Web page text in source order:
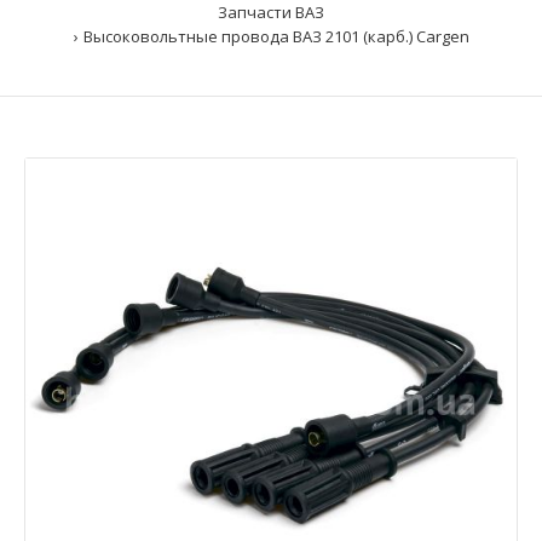
Запчасти ВАЗ
Высоковольтные провода ВАЗ 2101 (карб.) Cargen